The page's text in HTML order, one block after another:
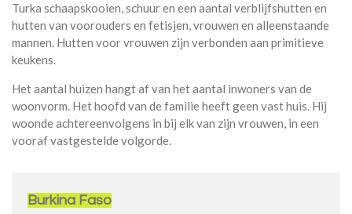
Turka schaapskooien, schuur en een aantal verblijfshutten en
hutten van voorouders en fetisjen, vrouwen en alleenstaande
mannen. Hutten voor vrouwen zijn verbonden aan primitieve
keukens.
Het aantal huizen hangt af van het aantal inwoners van de
woonvorm. Het hoofd van de familie heeft geen vast huis. Hij
woonde achtereenvolgens in bij elk van zijn vrouwen, in een
vooraf vastgestelde volgorde.
Burkina Faso